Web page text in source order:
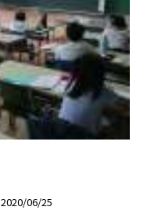
2020/06/25